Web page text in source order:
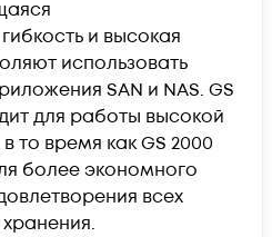
и высокая
использовать
SAN и NAS. GS
для работы высокой
то время как GS 2000
более экономного
всех